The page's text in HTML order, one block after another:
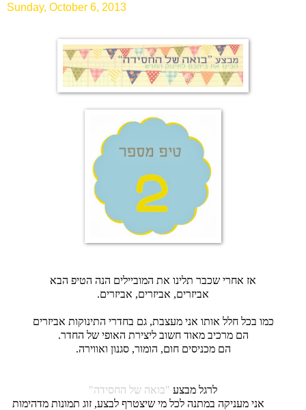
Sunday, October 6, 2013
אז אחרי שכבר תלינו את המוביילים הנה הטיפ הבא
אביזרים, אביזרים, אביזרים.
כמו בכל חלל אותו אני מעצבת, גם בחדרי התינוקות אביזרים
הם מרכיב מאוד חשוב ליצירת האופי של החדר.
הם מכניסים חום, הומור, סגנון ואווירה.
לרגל מבצע "בואה של החסידה"
אני מעניקה במתנה לכל מי שיצטרף לבצע, זוג תמונות מדהימות